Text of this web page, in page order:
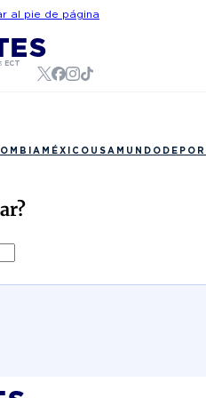
al pie de página
ECT
MÉXICO USA MUNDO